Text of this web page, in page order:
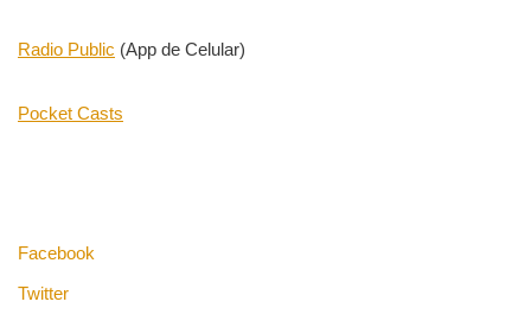
Radio Public (App de Celular)
Pocket Casts
Facebook
Twitter